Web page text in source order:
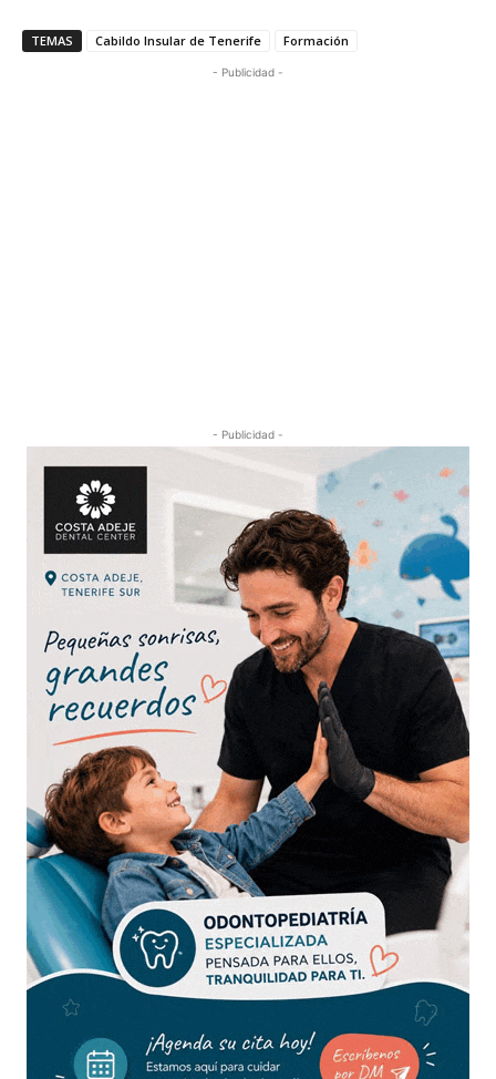
TEMAS Cabildo Insular de Tenerife Formación
- Publicidad -
- Publicidad -